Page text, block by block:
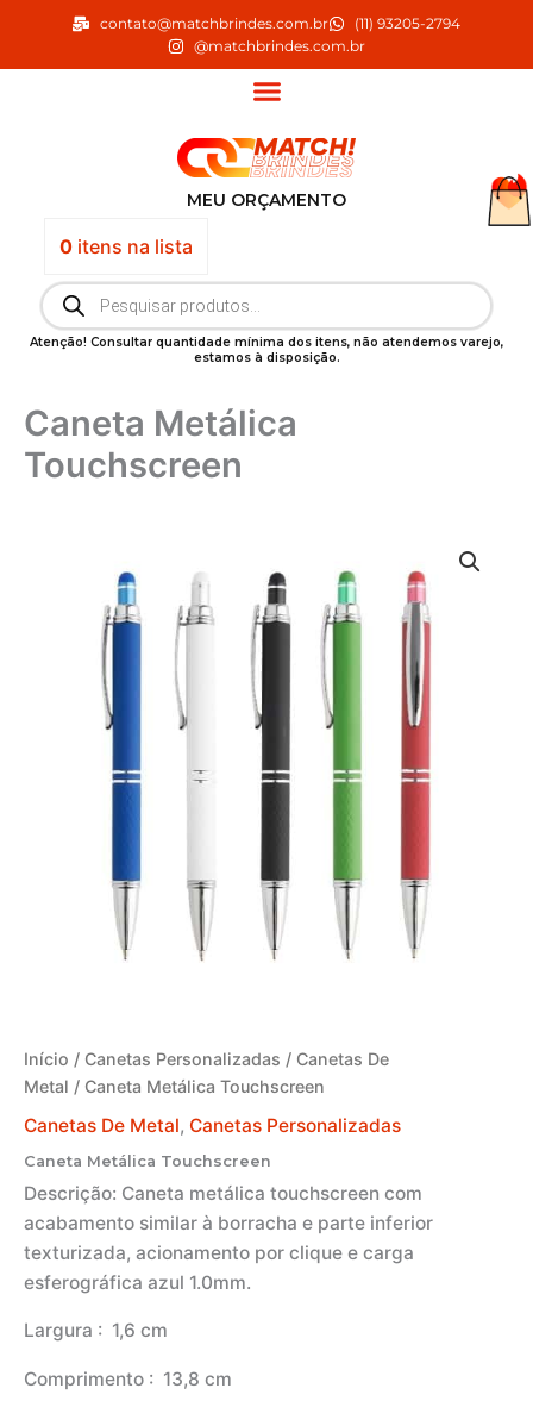
o
contato@matchbrindes.com.br
(11) 93205-2794
@matchbrindes.com.br
MEU ORÇAMENTO
0itens na lista
Pesquisar
produtos
Atenção! Consultar quantidade mínima dos itens, não atendemos varejo,
estamos à disposição.
Caneta Metálica
Touchscreen
Início / Canetas Personalizadas / Canetas De
Metal / Caneta Metálica Touchscreen
Canetas De Metal, Canetas Personalizadas
Caneta Metálica Touchscreen
Descrição: Caneta metálica touchscreen com
acabamento similar à borracha e parte inferior
texturizada, acionamento por clique e carga
esferográfica azul 1.0mm.
Largura : 1,6 cm
Comprimento : 13,8 cm